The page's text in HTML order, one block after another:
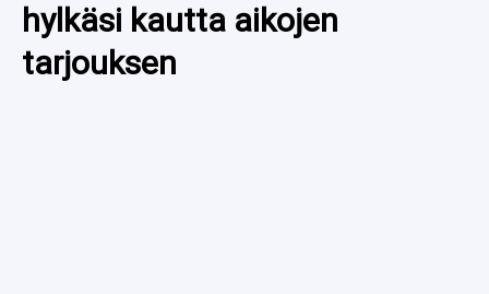
YLEISURHEILU
WILMA HELTELÄ
TALVILAJIT
hylkäsi kautta aikojen
tarjouksen